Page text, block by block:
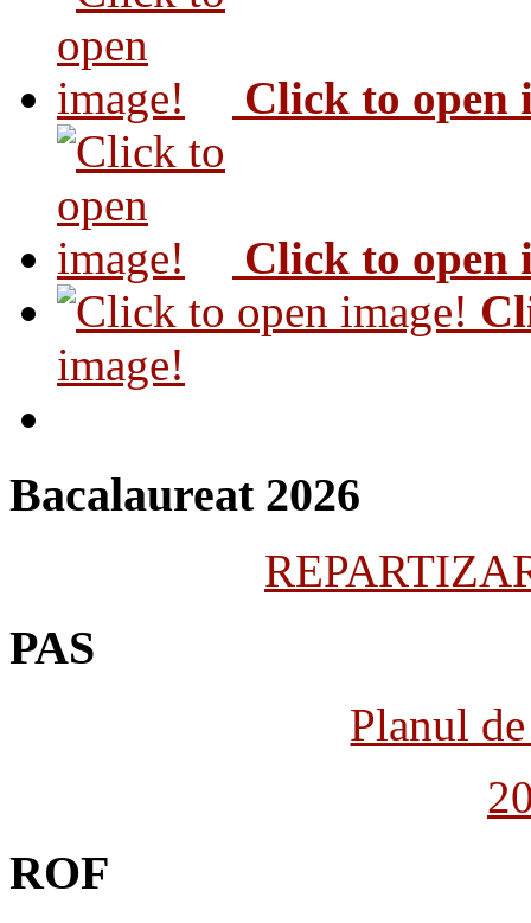
Click to open
Click to open
image!
Bacalaureat 2026
PAS
Planul
ROF